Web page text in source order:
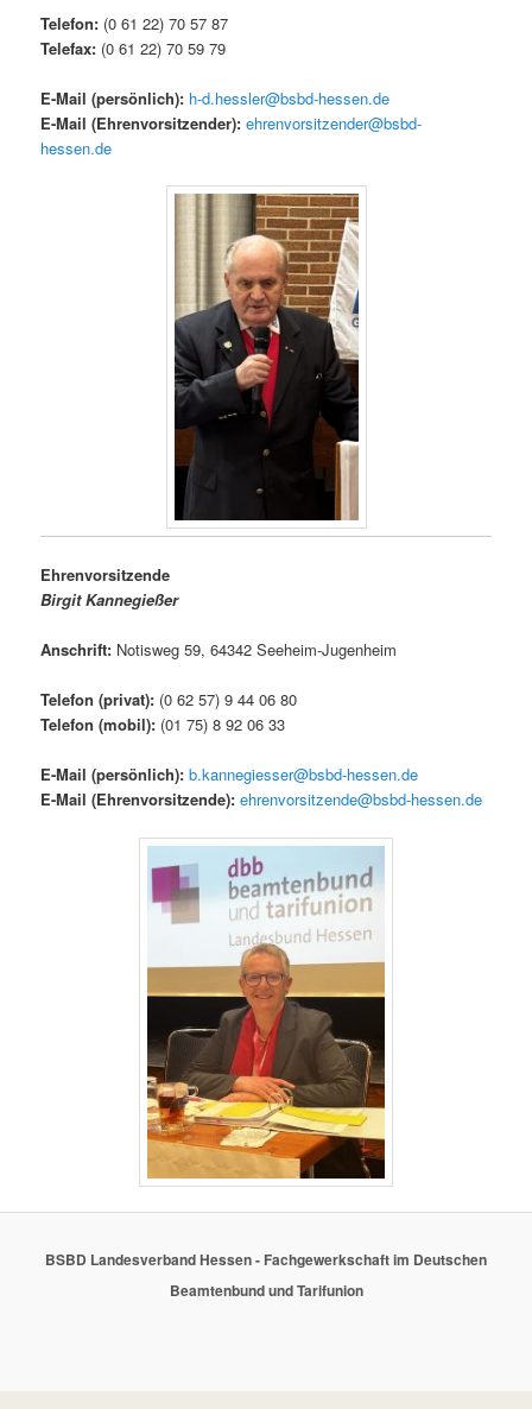
Telefon: (0 61 22) 70 57 87
Telefax: (0 61 22) 70 59 79
E-Mail (persönlich): h-d.hessler@bsbd-hessen.de
E-Mail (Ehrenvorsitzender): ehrenvorsitzender@bsbd-
hessen.de
Ehrenvorsitzende
Birgit Kannegießer
Anschrift: Notisweg 59, 64342 Seeheim-Jugenheim
Telefon (privat): (0 62 57) 9 44 06 80
Telefon (mobil): (01 75) 8 92 06 33
E-Mail (persönlich):b.kannegiesser@bsbd-hessen.de
E-Mail (Ehrenvorsitzende):ehrenvorsitzende@bsbd-hessen.de
BSBD Landesverband Hessen - Fachgewerkschaft im Deutschen
Beamtenbund und Tarifunion